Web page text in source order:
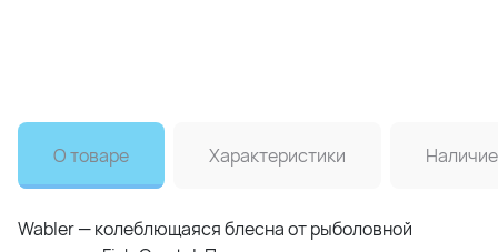
О товаре Характеристики Наличие
Wabler — колеблющаяся блесна от рыболовной